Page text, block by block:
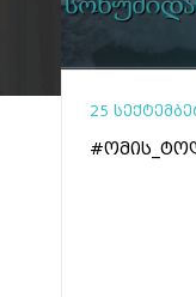
25